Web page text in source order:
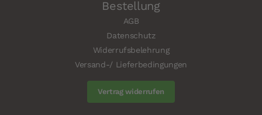
Bestellung
AGB
Datenschutz
Widerrufsbelehrung
Versand-/ Lieferbedingungen
Vertrag widerrufen